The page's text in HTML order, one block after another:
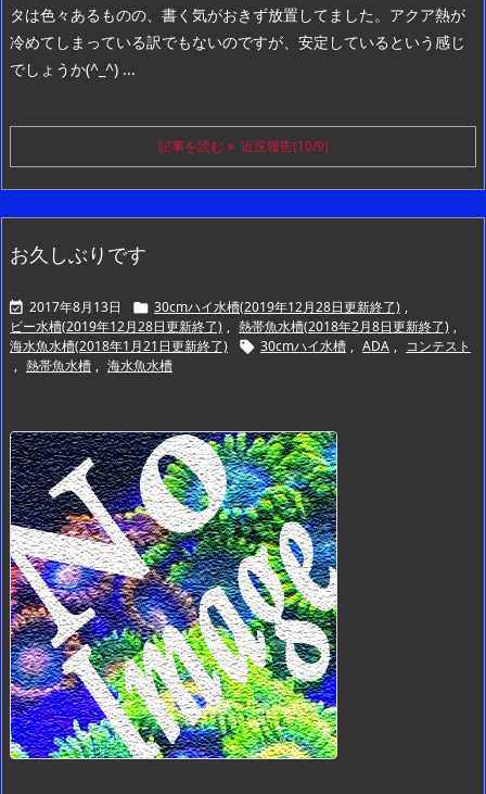
タは色々あるものの、書く気がおきず放置してました。 アクア熱が
冷めてしまっている訳でもないのですが、安定しているという感じ
でしょうか(^_^) ...
記事を読む 近況報告(10/9)
お久しぶりです
 2017年8月13日  30cmハイ水槽(2019年12月28日更新終了) ,
ビー水槽(2019年12月28日更新終了) , 熱帯魚水槽(2018年2月8日更新終了) ,
海水魚水槽(2018年1月21日更新終了)
 30cmハイ水槽 , ADA , コンテスト
, 熱帯魚水槽 , 海水魚水槽